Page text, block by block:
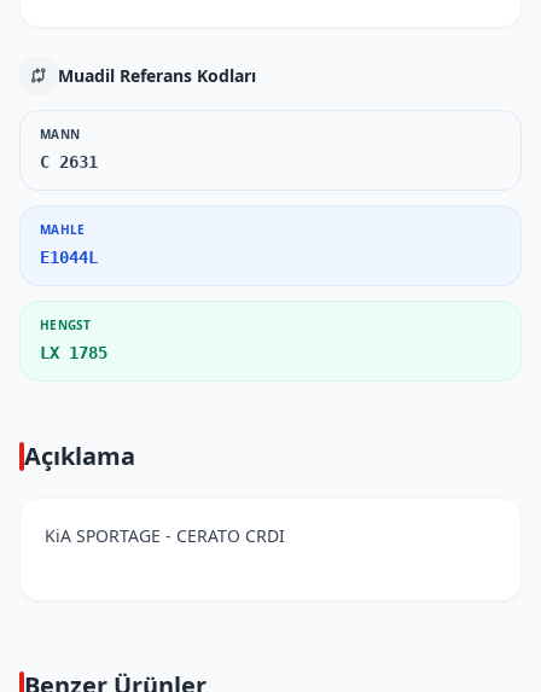
Muadil Referans Kodları
MANN
C 2631
MAHLE
E1044L
HENGST
LX 1785
Açıklama
KiA SPORTAGE - CERATO CRDI
Benzer Ürünler